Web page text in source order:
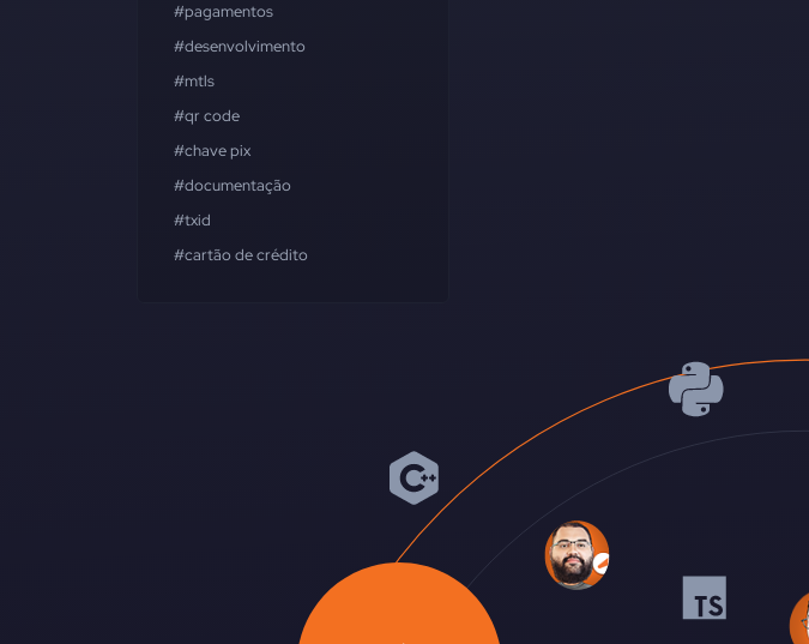
#pagamentos
#desenvolvimento
#mtls
#qr code
#chave pix
#documentação
#txid
#cartão de crédito